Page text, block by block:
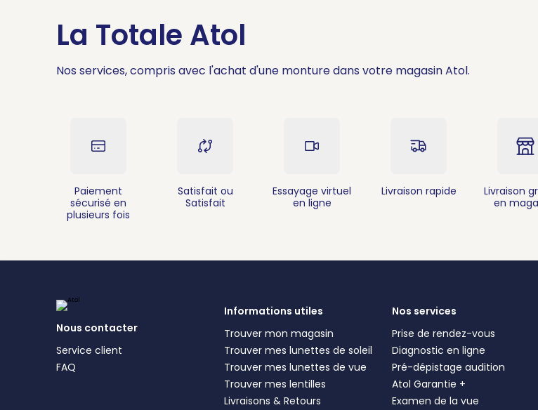
La Totale Atol
Nos services, compris avec l'achat d'une monture dans votre magasin Atol.
Paiement
sécurisé en
plusieurs fois
Satisfait ou
Satisfait
Essayage virtuel
en ligne
Livraison rapide
Livraison
en
Nous contacter
Service client
FAQ
Informations utiles
Trouver mon magasin
Trouver mes lunettes de soleil
Trouver mes lunettes de vue
Trouver mes lentilles
Livraisons & Retours
Nos services
Prise de rendez-vous
Diagnostic en ligne
Pré-dépistage audition
Atol Garantie +
Examen de la vue